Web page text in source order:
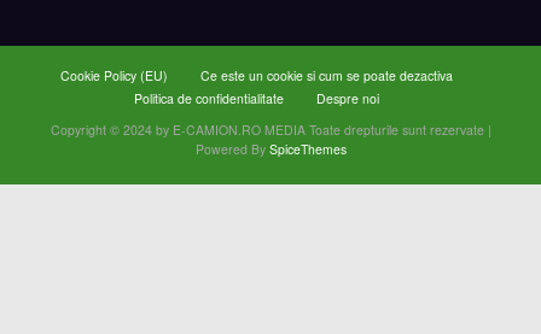
Cookie Policy (EU)
Ce este un cookie si cum se poate dezactiva
Politica de confidentialitate
Despre noi
Copyright © 2024 by E-CAMION.RO MEDIA Toate drepturile sunt rezervate |
Powered By SpiceThemes